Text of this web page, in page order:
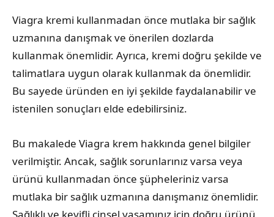
Viagra kremi kullanmadan önce mutlaka bir sağlık
uzmanına danışmak ve önerilen dozlarda
kullanmak önemlidir. Ayrıca, kremi doğru şekilde ve
talimatlara uygun olarak kullanmak da önemlidir.
Bu sayede üründen en iyi şekilde faydalanabilir ve
istenilen sonuçları elde edebilirsiniz.
Bu makalede Viagra krem hakkında genel bilgiler
verilmiştir. Ancak, sağlık sorunlarınız varsa veya
ürünü kullanmadan önce şüpheleriniz varsa
mutlaka bir sağlık uzmanına danışmanız önemlidir.